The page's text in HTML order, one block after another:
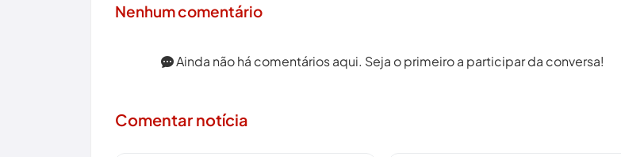
Nenhum comentário
Ainda não há comentários aqui. Seja o primeiro a participar da conversa!
Comentar notícia